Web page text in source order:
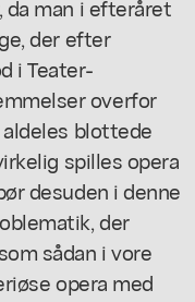
da man i efteråret
der efter
i Teater-
overfor
blottede
spilles opera
desuden i denne
der
sådan i vore
opera med